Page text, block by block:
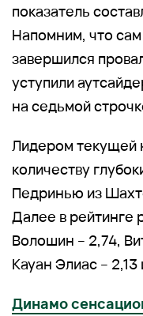
показатель
Напомним, что
завершился
уступили
на седьмой
Лидером текущей
количеству
Педринью из
Далее в рейтинге
Волошин – 2,74,
Кауан Элиас – 2,13
Динамо